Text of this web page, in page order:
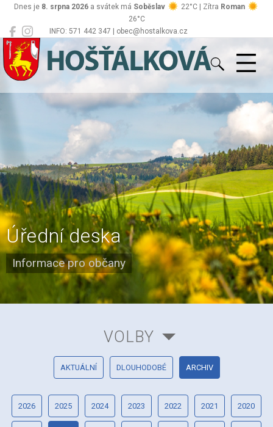
INFO: 571 442 347 | obec@hostalkova.cz
Dnes je 8. srpna 2026 a svátek má Soběslav 22°C | Zítra Roman
26°C
Hošťálková
Úřední deska
Informace pro občany
VOLBY
AKTUÁLNÍ DLOUHODOBÉ ARCHIV
2026 2025 2024 2023 2022 2021 2020